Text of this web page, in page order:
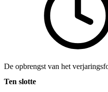
De opbrengst van het
Ten slotte